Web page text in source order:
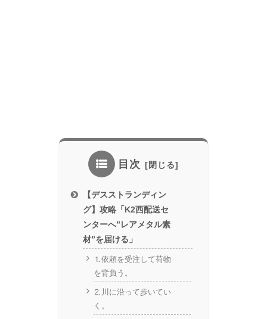
目次
【デスストランディン
グ】攻略「K2西配送セ
ンターへ”レアメタル素
材”を届ける」
⒈依頼を受注して荷物
を背負う。
⒉川に沿って歩いてい
く。